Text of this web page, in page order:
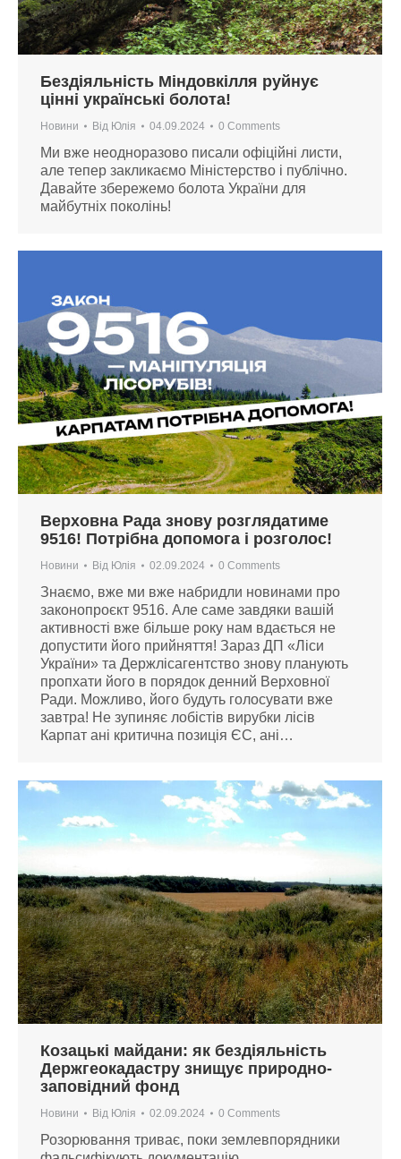
Бездіяльність Міндовкілля руйнує
цінні українські болота!
Новини Від Юлія 04.09.2024 0 Comments
Ми вже неодноразово писали офіційні листи,
але тепер закликаємо Міністерство і публічно.
Давайте збережемо болота України для
майбутніх поколінь!
Верховна Рада знову розглядатиме
9516! Потрібна допомога і розголос!
Новини Від Юлія 02.09.2024 0 Comments
Знаємо, вже ми вже набридли новинами про
законопроєкт 9516. Але саме завдяки вашій
активності вже більше року нам вдається не
допустити його прийняття! Зараз ДП «Ліси
України» та Держлісагентство знову планують
пропхати його в порядок денний Верховної
Ради. Можливо, його будуть голосувати вже
завтра! Не зупиняє лобістів вирубки лісів
Карпат ані критична позиція ЄС, ані…
Козацькі майдани: як бездіяльність
Держгеокадастру знищує природно-
заповідний фонд
Новини Від Юлія 02.09.2024 0 Comments
Розорювання триває, поки землевпорядники